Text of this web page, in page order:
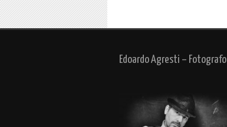
Edoardo Agresti – Fotografo